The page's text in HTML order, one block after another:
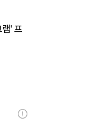
램' 프